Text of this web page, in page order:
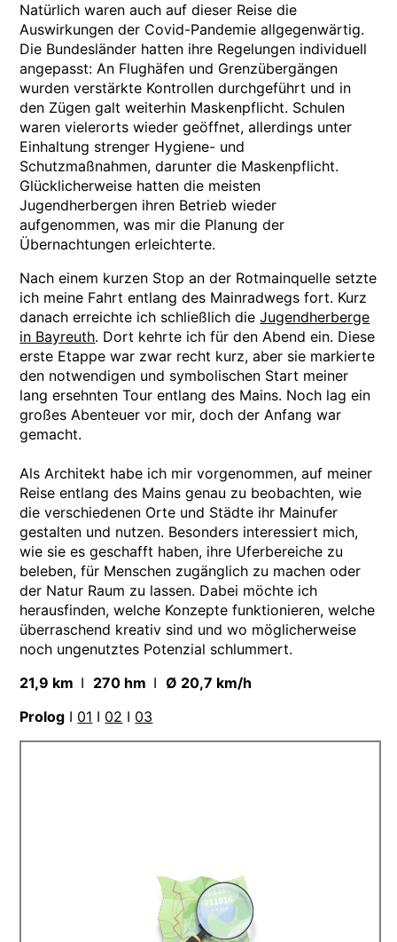
Natürlich waren auch auf dieser Reise die
Auswirkungen der Covid-Pandemie allgegenwärtig.
Die Bundesländer hatten ihre Regelungen individuell
angepasst: An Flughäfen und Grenzübergängen
wurden verstärkte Kontrollen durchgeführt und in
den Zügen galt weiterhin Maskenpflicht. Schulen
waren vielerorts wieder geöffnet, allerdings unter
Einhaltung strenger Hygiene- und
Schutzmaßnahmen, darunter die Maskenpflicht.
Glücklicherweise hatten die meisten
Jugendherbergen ihren Betrieb wieder
aufgenommen, was mir die Planung der
Übernachtungen erleichterte.
Nach einem kurzen Stop an der Rotmainquelle setzte
ich meine Fahrt entlang des Mainradwegs fort. Kurz
danach erreichte ich schließlich dieJugendherberge
in Bayreuth. Dort kehrte ich für den Abend ein. Diese
erste Etappe war zwar recht kurz, aber sie markierte
den notwendigen und symbolischen Start meiner
lang ersehnten Tour entlang des Mains. Noch lag ein
großes Abenteuer vor mir, doch der Anfang war
gemacht.
Als Architekt habe ich mir vorgenommen, auf meiner
Reise entlang des Mains genau zu beobachten, wie
die verschiedenen Orte und Städte ihr Mainufer
gestalten und nutzen. Besonders interessiert mich,
wie sie es geschafft haben, ihre Uferbereiche zu
beleben, für Menschen zugänglich zu machen oder
der Natur Raum zu lassen. Dabei möchte ich
herausfinden, welche Konzepte funktionieren, welche
überraschend kreativ sind und wo möglicherweise
noch ungenutztes Potenzial schlummert.
21,9 km I 270 hm IØ 20,7 km/h
Prolog I 01 I 02 I 03